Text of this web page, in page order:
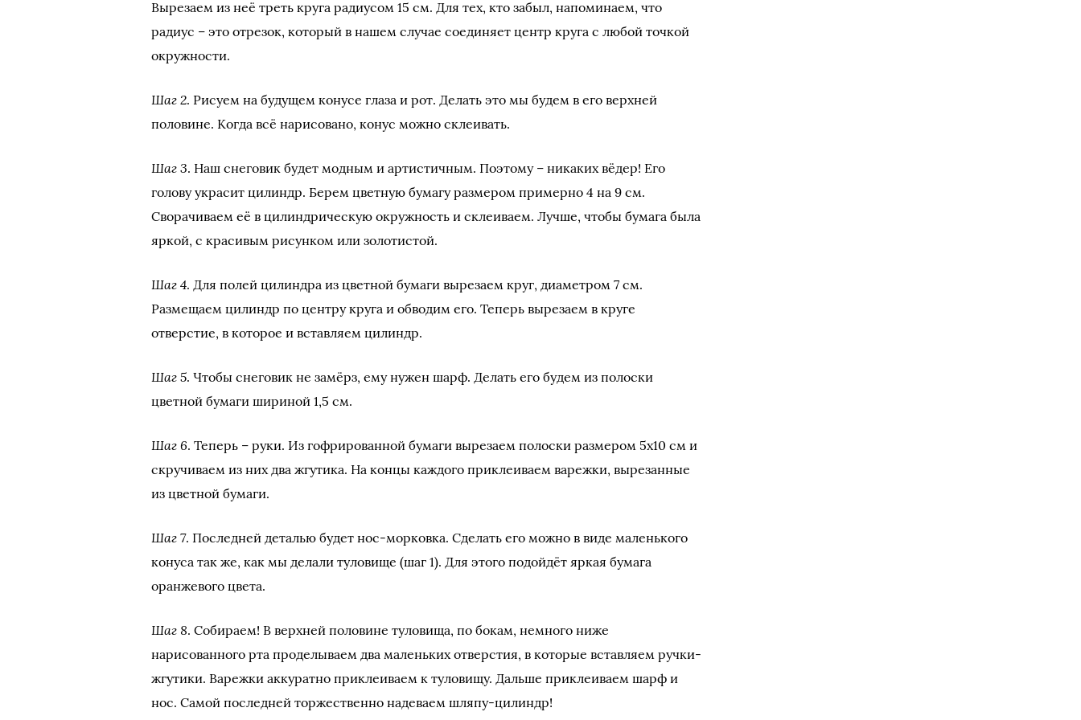
Вырезаем из неё треть круга радиусом 15 см. Для тех, кто забыл, напоминаем, что
радиус – это отрезок, который в нашем случае соединяет центр круга с любой точкой
окружности.
Шаг 2. Рисуем на будущем конусе глаза и рот. Делать это мы будем в его верхней
половине. Когда всё нарисовано, конус можно склеивать.
Шаг 3. Наш снеговик будет модным и артистичным. Поэтому – никаких вёдер! Его
голову украсит цилиндр. Берем цветную бумагу размером примерно 4 на 9 см.
Сворачиваем её в цилиндрическую окружность и склеиваем. Лучше, чтобы бумага была
яркой, с красивым рисунком или золотистой.
Шаг 4. Для полей цилиндра из цветной бумаги вырезаем круг, диаметром 7 см.
Размещаем цилиндр по центру круга и обводим его. Теперь вырезаем в круге
отверстие, в которое и вставляем цилиндр.
Шаг 5. Чтобы снеговик не замёрз, ему нужен шарф. Делать его будем из полоски
цветной бумаги шириной 1,5 см.
Шаг 6. Теперь – руки. Из гофрированной бумаги вырезаем полоски размером 5х10 см и
скручиваем из них два жгутика. На концы каждого приклеиваем варежки, вырезанные
из цветной бумаги.
Шаг 7. Последней деталью будет нос-морковка. Сделать его можно в виде маленького
конуса так же, как мы делали туловище (шаг 1). Для этого подойдёт яркая бумага
оранжевого цвета.
Шаг 8. Собираем! В верхней половине туловища, по бокам, немного ниже
нарисованного рта проделываем два маленьких отверстия, в которые вставляем ручки-
жгутики. Варежки аккуратно приклеиваем к туловищу. Дальше приклеиваем шарф и
нос. Самой последней торжественно надеваем шляпу-цилиндр!